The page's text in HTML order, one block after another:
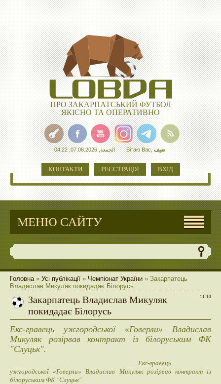
ПРО ЗАКАРПАТСЬКИЙ ФУТБОЛ
ЯКІСНО ТА ОПЕРАТИВНО
الجمعة, 07.08.2026, 04:22 Вітаю Вас,ضيف!
КОНТАКТИ РЕЄСТРАЦІЯ ВХІД
МЕНЮ САЙТУ
Головна» Усі публікації » Чемпіонат України » Закарпатець
Владислав Микуляк покидадає Білорусь
11:10
Закарпатець Владислав Микуляк
покидадає Білорусь
Екс-гравець ужгородської «Говерли» Владислав
Микуляк розірвав контракт із білоруським ФК
"Слуцьк".
Екс-гравець
ужгородської «Говерли» Владислав Микуляк розірвав контракт із
білоруським ФК "Слуцьк".